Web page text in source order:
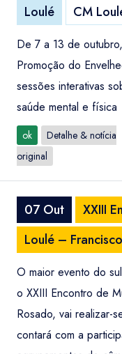
Loulé
CM
De 7 a 13 de
Promoção do
sessões interativas
saúde mental e física
ok
Detalhe & notícia
original
07 Out
XXIII
Loulé –
O maior evento do
o XXIII Encontro de
Rosado, vai realizar-
contará com a